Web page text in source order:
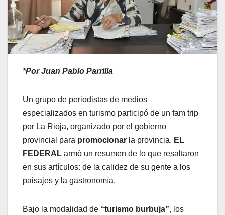
*Por Juan Pablo Parrilla
Un grupo de periodistas de medios
especializados en turismo participó de un fam trip
por La Rioja, organizado por el gobierno
provincial para promocionar la provincia. EL
FEDERAL armó un resumen de lo que resaltaron
en sus artículos: de la calidez de su gente a los
paisajes y la gastronomía.
Bajo la modalidad de “turismo burbuja”, los